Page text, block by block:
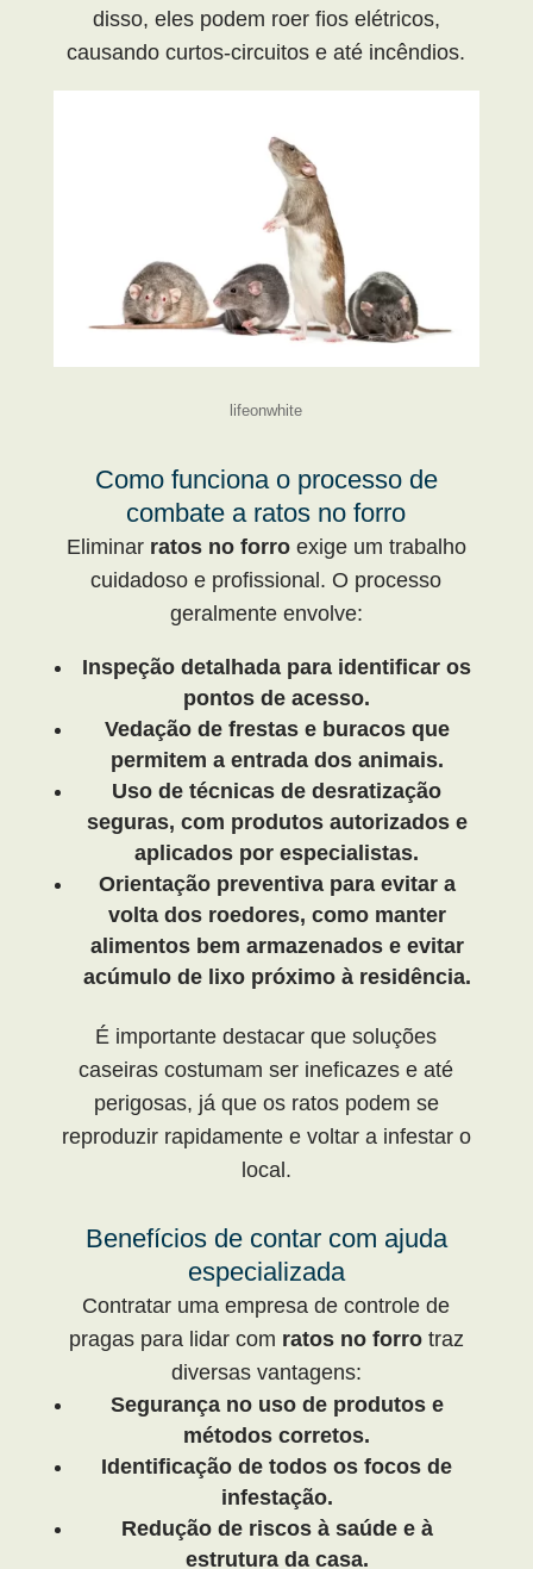
disso, eles podem roer fios elétricos,
causando curtos-circuitos e até incêndios.
lifeonwhite
Como funciona o processo de
combate a ratos no forro
Eliminar ratos no forroexige um trabalho
cuidadoso e profissional. O processo
geralmente envolve:
Inspeção detalhada para identificar os
pontos de acesso.
Vedação de frestas e buracos que
permitem a entrada dos animais.
Uso de técnicas de desratização
seguras, com produtos autorizados e
aplicados por especialistas.
Orientação preventiva para evitar a
volta dos roedores, como manter
alimentos bem armazenados e evitar
acúmulo de lixo próximo à residência.
É importante destacar que soluções
caseiras costumam ser ineficazes e até
perigosas, já que os ratos podem se
reproduzir rapidamente e voltar a infestar o
local.
Benefícios de contar com ajuda
especializada
Contratar uma empresa de controle de
pragas para lidar com ratos no forrotraz
diversas vantagens:
Segurança no uso de produtos e
métodos corretos.
Identificação de todos os focos de
infestação.
Redução de riscos à saúde e à
estrutura da casa.